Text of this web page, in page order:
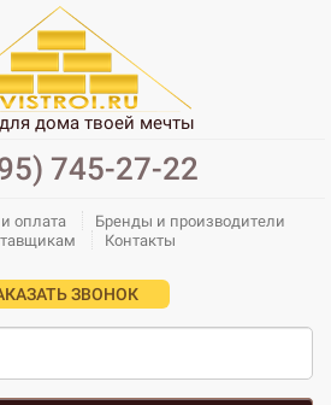
дома твоей мечты
745-27-22
оплата
Бренды и производители
Контакты
ЗВОНОК